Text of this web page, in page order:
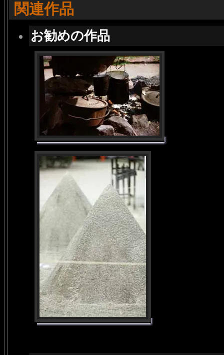
関連作品
お勧めの作品